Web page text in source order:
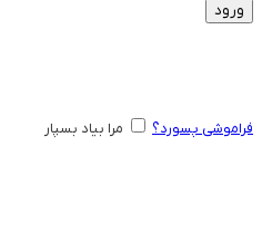
ورود
فراموشی پسورد؟ مرا بیاد بسپار